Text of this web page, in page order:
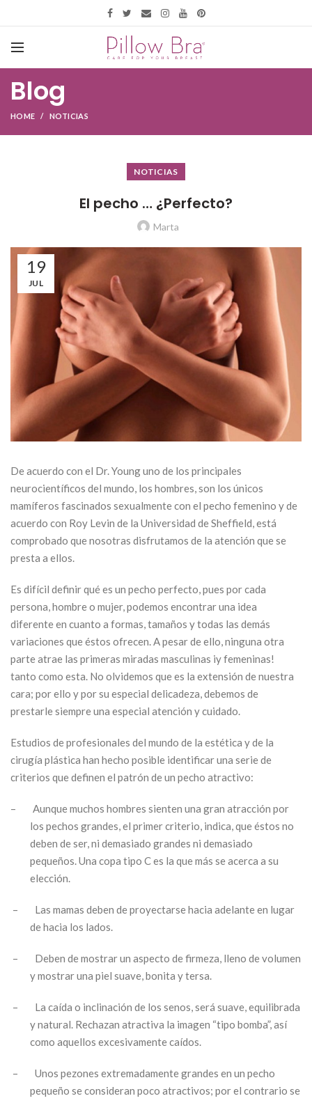
Blog
HOME NOTICIAS
NOTICIAS
El pecho … ¿Perfecto?
Marta
19
JUL
De acuerdo con el Dr. Young uno de los principales
neurocientíficos del mundo, los hombres, son los únicos
mamíferos fascinados sexualmente con el pecho femenino y de
acuerdo con Roy Levin de la Universidad de Sheffield, está
comprobado que nosotras disfrutamos de la atención que se
presta a ellos.
Es difícil definir qué es un pecho perfecto, pues por cada
persona, hombre o mujer, podemos encontrar una idea
diferente en cuanto a formas, tamaños y todas las demás
variaciones que éstos ofrecen. A pesar de ello, ninguna otra
parte atrae las primeras miradas masculinas iy femeninas!
tanto como esta. No olvidemos que es la extensión de nuestra
cara; por ello y por su especial delicadeza, debemos de
prestarle siempre una especial atención y cuidado.
Estudios de profesionales del mundo de la estética y de la
cirugía plástica han hecho posible identificar una serie de
criterios que definen el patrón de un pecho atractivo:
–
Aunque muchos hombres sienten una gran atracción por
los pechos grandes, el primer criterio, indica, que éstos no
deben de ser, ni demasiado grandes ni demasiado
pequeños. Una copa tipo C es la que más se acerca a su
elección.
–
Las mamas deben de proyectarse hacia adelante en lugar
de hacia los lados.
–
Deben de mostrar un aspecto de firmeza, lleno de volumen
y mostrar una piel suave, bonita y tersa.
–
La caída o inclinación de los senos, será suave, equilibrada
y natural. Rechazan atractiva la imagen “tipo bomba”, así
como aquellos excesivamente caídos.
–
Unos pezones extremadamente grandes en un pecho
pequeño se consideran poco atractivos; por el contrario se